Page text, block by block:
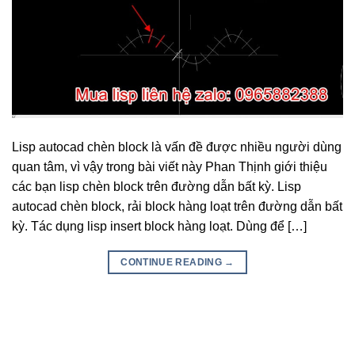
Lisp autocad chèn block là vấn đề được nhiều người dùng
quan tâm, vì vậy trong bài viết này Phan Thịnh giới thiệu
các bạn lisp chèn block trên đường dẫn bất kỳ. Lisp
autocad chèn block, rải block hàng loạt trên đường dẫn bất
kỳ. Tác dụng lisp insert block hàng loạt. Dùng để […]
CONTINUE READING →